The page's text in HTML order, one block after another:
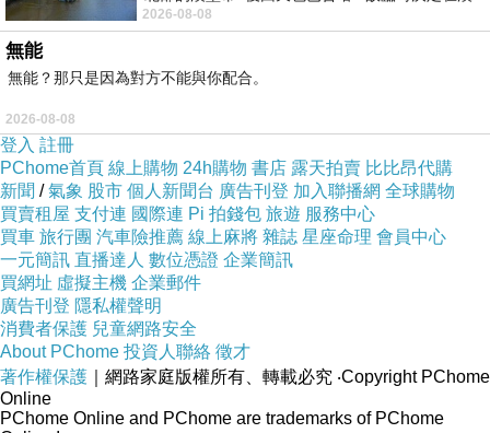
堡市吃晚餐和過夜
2026-08-08
無能
無能？那只是因為對方不能與你配合。
2026-08-08
登入 註冊
PChome首頁 線上購物 24h購物 書店 露天拍賣 比比昂代購
新聞 /氣象 股市 個人新聞台 廣告刊登 加入聯播網 全球購物
買賣租屋 支付連 國際連 Pi 拍錢包 旅遊 服務中心
買車 旅行團 汽車險推薦 線上麻將 雜誌 星座命理 會員中心
一元簡訊 直播達人 數位憑證 企業簡訊
買網址 虛擬主機 企業郵件
廣告刊登 隱私權聲明
消費者保護 兒童網路安全
About PChome 投資人聯絡 徵才
著作權保護 ｜網路家庭版權所有、轉載必究 ‧Copyright PChome
Online
PChome Online and PChome are trademarks of PChome